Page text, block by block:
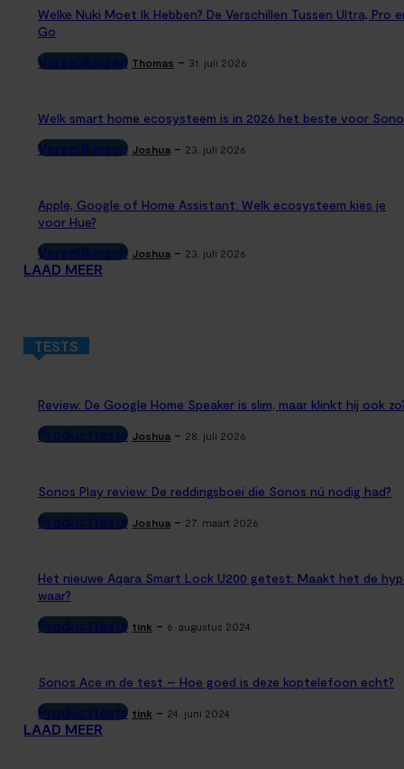
Welke Nuki Moet Ik Hebben? De Verschillen Tussen Ultra, Pro
Go
Vergelijkingen Thomas - 31. juli 2026
Welk smart home ecosysteem is in 2026 het beste voor
Vergelijkingen Joshua - 23. juli 2026
Apple, Google of Home Assistant: Welk ecosysteem kies je
voor Hue?
Vergelijkingen Joshua - 23. juli 2026
LAAD MEER
TESTS
Review: De Google Home Speaker is slim, maar klinkt hij ook
Producttests Joshua - 28. juli 2026
Sonos Play review: De reddingsboei die Sonos nú nodig had?
Producttests Joshua - 27. maart 2026
Het nieuwe Aqara Smart Lock U200 getest: Maakt het de
waar?
Producttests tink - 6. augustus 2024
Sonos Ace in de test – Hoe goed is deze koptelefoon echt?
Producttests tink - 24. juni 2024
LAAD MEER